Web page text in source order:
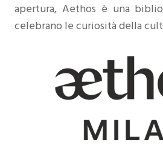
apertura, Aethos è una
celebrano le curiosità della